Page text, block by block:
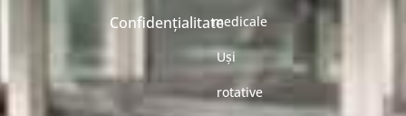
Confidențialitatemedicale
Uși
rotative